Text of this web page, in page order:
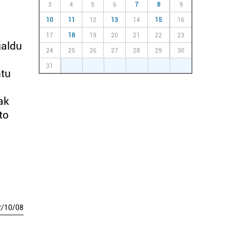
/10/08
3 4 5 6 7 8 9
10 11 12 13 14 15 16
17 18 19 20 21 22 23
24 25 26 27 28 29 30
31